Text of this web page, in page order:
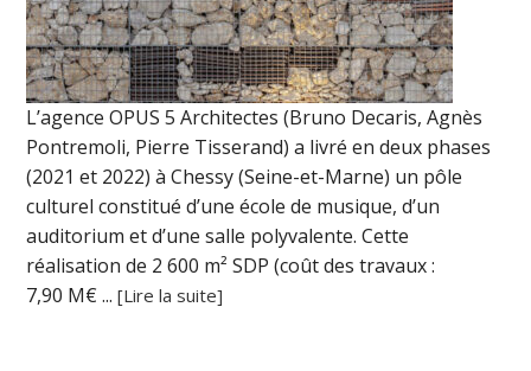
L’agence OPUS 5 Architectes (Bruno Decaris, Agnès
Pontremoli, Pierre Tisserand) a livré en deux phases
(2021 et 2022) à Chessy (Seine-et-Marne) un pôle
culturel constitué d’une école de musique, d’un
auditorium et d’une salle polyvalente. Cette
réalisation de 2 600 m² SDP (coût des travaux :
7,90 M€ ...[Lire la suite]